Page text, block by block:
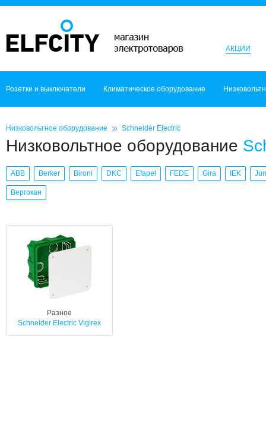
АКЦИИ
Розетки и выключатели Климатическое оборудование
Низковольтное оборудование Schneider Electric
Низковольтное оборудование
ABB Berker Bironi DKC Efapel FEDE Gira IEK
Вергокан
Разное
Schneider Electric Vigirex